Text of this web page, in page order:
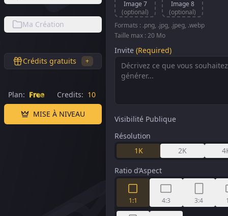
Ma Création
Crédits gratuits +
Plan: Free Credits: 10
MISE À NIVEAU
Image 7
(optional)
Image 8
(optional)
Formats : .png, .jpg, .jpeg, .webp
Taille max : 20 Mo
Invite (Required)
Visibilité Publique
Résolution
1K
2K
Ratio d’Aspect
1:1 4:3 3:4